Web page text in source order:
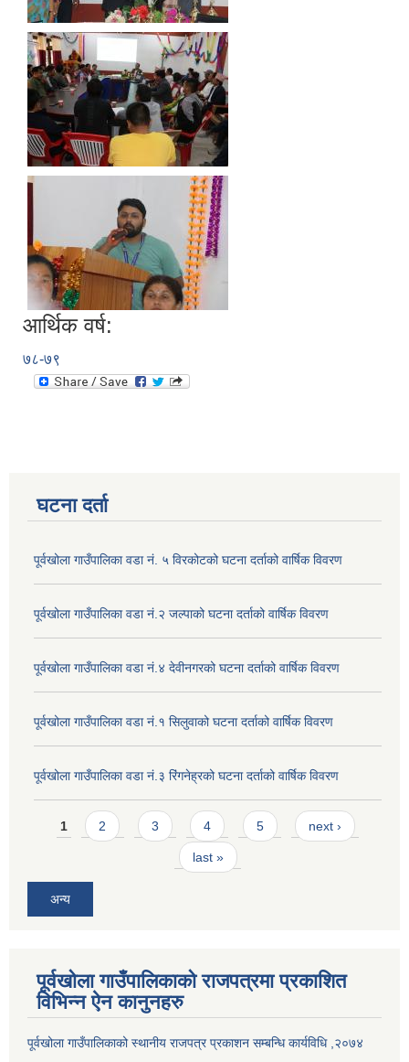
आर्थिक वर्ष:
७८-७९
घटना दर्ता
पूर्वखोला गाउँपालिका वडा नं. ५ विरकोटको घटना दर्ताको वार्षिक विवरण
पूर्वखोला गाउँपालिका वडा नं.२ जल्पाको घटना दर्ताको वार्षिक विवरण
पूर्वखोला गाउँपालिका वडा नं.४ देवीनगरको घटना दर्ताको वार्षिक विवरण
पूर्वखोला गाउँपालिका वडा नं.१ सिलुवाको घटना दर्ताको वार्षिक विवरण
पूर्वखोला गाउँपालिका वडा नं.३ रिंगनेह्रको घटना दर्ताको वार्षिक विवरण
Pages
1 2 3 4 5 next ›
last »
अन्य
पूर्वखोला गाउँपालिकाको राजपत्रमा प्रकाशित
विभिन्न ऐन कानुनहरु
पूर्वखोला गाउँपालिकाको स्थानीय राजपत्र प्रकाशन सम्बन्धि कार्यविधि ,२०७४